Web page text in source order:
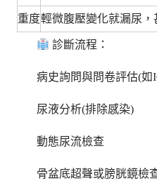
重度輕微腹壓變化就漏尿
診斷流程：
病史詢問與問卷評估(如
尿液分析(排除感染)
動態尿流檢查
骨盆底超聲或膀胱鏡檢